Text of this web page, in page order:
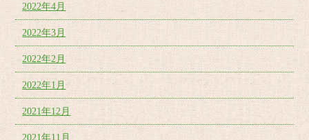
2022年4月
2022年3月
2022年2月
2022年1月
2021年12月
2021年11月